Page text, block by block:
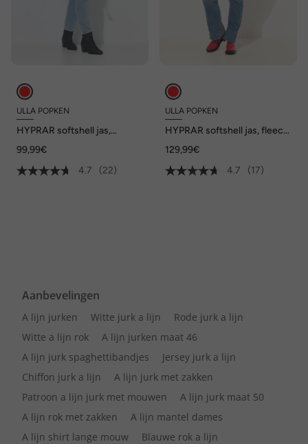
ULLA POPKEN
HYPRAR softshell jas,
fleecevoering
99,99€
4.7
(22)
ULLA POPKEN
HYPRAR softshell jas, fleece
129,99€
4.7
(17)
Aanbevelingen
A lijn jurken Witte jurk a lijn
Rode jurk a lijn
Witte a lijn rok
A lijn jurken maat 46
A lijn jurk spaghettibandjes
Jersey jurk a lijn
Chiffon jurk a lijn
A lijn jurk met zakken
Patroon a lijn jurk met mouwen
A lijn jurk maat 50
A lijn rok met zakken
A lijn mantel dames
A lijn shirt lange mouw
Blauwe rok a lijn